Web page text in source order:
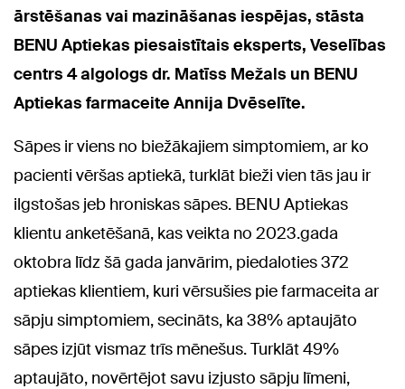
ārstēšanas vai mazināšanas iespējas, stāsta
BENU Aptiekas piesaistītais eksperts, Veselības
centrs 4 algologs dr. Matīss Mežals un BENU
Aptiekas farmaceite Annija Dvēselīte.
Sāpes ir viens no biežākajiem simptomiem, ar ko
pacienti vēršas aptiekā, turklāt bieži vien tās jau ir
ilgstošas jeb hroniskas sāpes. BENU Aptiekas
klientu anketēšanā, kas veikta no 2023.gada
oktobra līdz šā gada janvārim, piedaloties 372
aptiekas klientiem, kuri vērsušies pie farmaceita ar
sāpju simptomiem, secināts, ka 38% aptaujāto
sāpes izjūt vismaz trīs mēnešus. Turklāt 49%
aptaujāto, novērtējot savu izjusto sāpju līmeni,